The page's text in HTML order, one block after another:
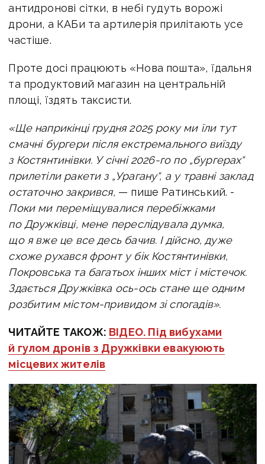
антидронові сітки, в небі гудуть ворожі
дрони, а КАБи та артилерія прилітають усе
частіше.
Проте досі працюють «Нова пошта», їдальня
та продуктовий магазин на центральній
площі, їздять таксисти. ​
«Ще наприкінці грудня 2025 року ми їли тут
смачні бургери після екстремального виїзду
з Костянтинівки. У січні 2026-го по „бургерах“
прилетіли ракети з „Урагану“, а у травні заклад
остаточно закрився, — пише Ратинський. -
Поки ми переміщувалися перебіжками
по Дружківці, мене переслідувала думка,
що я вже це все десь бачив. І дійсно, дуже
схоже рухався фронт у бік Костянтинівки,
Покровська та багатьох інших міст і містечок.
Здається Дружківка ось-ось стане ще одним
розбитим містом-привидом зі спогадів».
ЧИТАЙТЕ ТАКОЖ: ВІДЕО. Під вибухами
й гулом дронів з Дружківки евакуюють
місцевих жителів